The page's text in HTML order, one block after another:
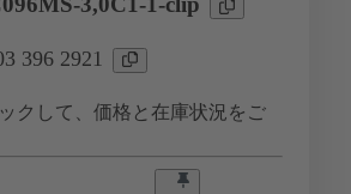
396 2921
クして、価格と在庫状況をご